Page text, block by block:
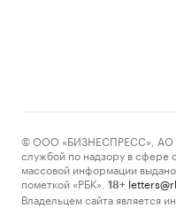
© ООО «БИЗНЕСПРЕСС», АО
службой по надзору в сфере
массовой информации
пометкой «РБК».
18+
Владельцем сайта является